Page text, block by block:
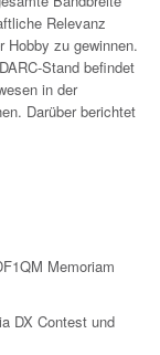
Relevanz
Hobby zu gewinnen.
Stand befindet
in der
Darüber berichtet
Memoriam
DX Contest und